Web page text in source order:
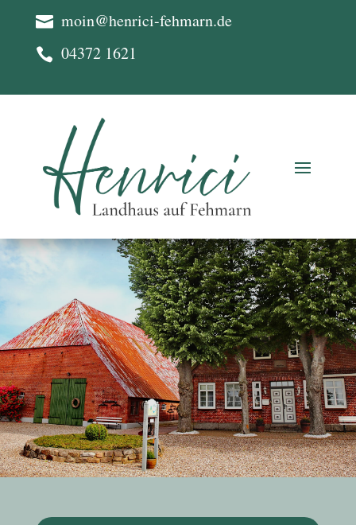
 moin@henrici-fehmarn.de
 04372 1621